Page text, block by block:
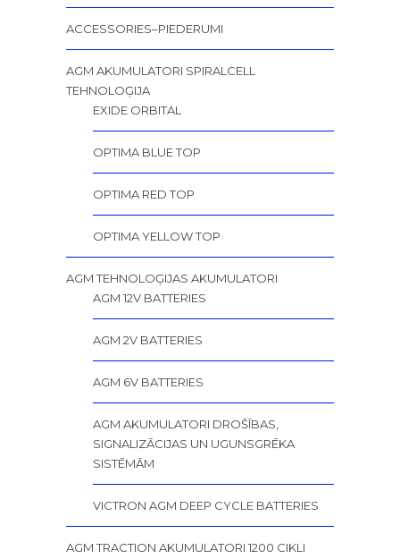
ACCESSORIES–PIEDERUMI
AGM AKUMULATORI SPIRALCELL
TEHNOLOĢIJA
EXIDE ORBITAL
OPTIMA BLUE TOP
OPTIMA RED TOP
OPTIMA YELLOW TOP
AGM TEHNOLOĢIJAS AKUMULATORI
AGM 12V BATTERIES
AGM 2V BATTERIES
AGM 6V BATTERIES
AGM AKUMULATORI DROŠĪBAS,
SIGNALIZĀCIJAS UN UGUNSGRĒKA
SISTĒMĀM
VICTRON AGM DEEP CYCLE BATTERIES
AGM TRACTION AKUMULATORI 1200 CIKLI